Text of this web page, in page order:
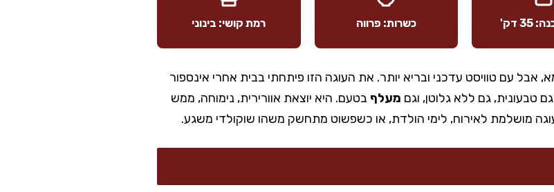
דק' כשרות: פרווה רמת קושי: בינוני
אבל עם טוויסט עדכני ובריא יותר. את העוגה הזו פיתחתי בבית אחרי אינספור
טבעונית, גם ללא גלוטן, וגם מעלף בטעם. היא יוצאת אוורירית, נימוחה, ממש
מושלמת לאירוח, לימי הולדת, או כשפשוט מתחשק משהו שוקולדי משגע.